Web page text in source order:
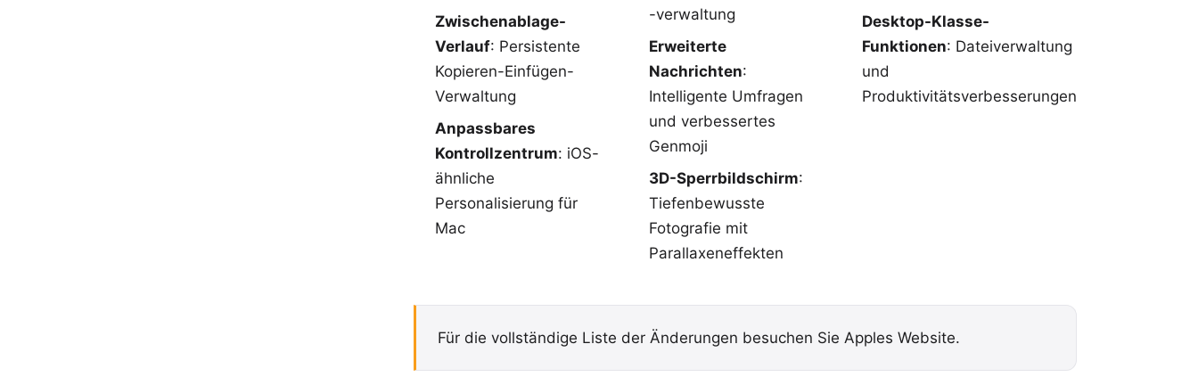
Zwischenablage-
Verlauf: Persistente
Kopieren-Einfügen-
Verwaltung
Anpassbares
Kontrollzentrum: iOS-
ähnliche
Personalisierung für
Mac
-verwaltung
Erweiterte
Nachrichten:
Intelligente Umfragen
und verbessertes
Genmoji
3D-Sperrbildschirm:
Tiefenbewusste
Fotografie mit
Parallaxeneffekten
Desktop-Klasse-
Funktionen: Dateiverwaltung
und
Produktivitätsverbesserungen
Für die vollständige Liste der Änderungen besuchen Sie Apples Website.